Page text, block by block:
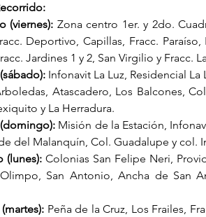
(viernes): Zona centro 1er. y 2do.
Deportivo, Capillas, Fracc.
Jardines 1 y 2, San Virgilio y Fracc.
Infonavit La Luz, Residencial
Atascadero, Los Balcones,
y La Herradura.
Misión de la Estación,
del Malanquín, Col. Guadalupe y col.
(lunes): Colonias San Felipe Neri,
San Antonio, Ancha de San
Peña de la Cruz, Los Frailes,